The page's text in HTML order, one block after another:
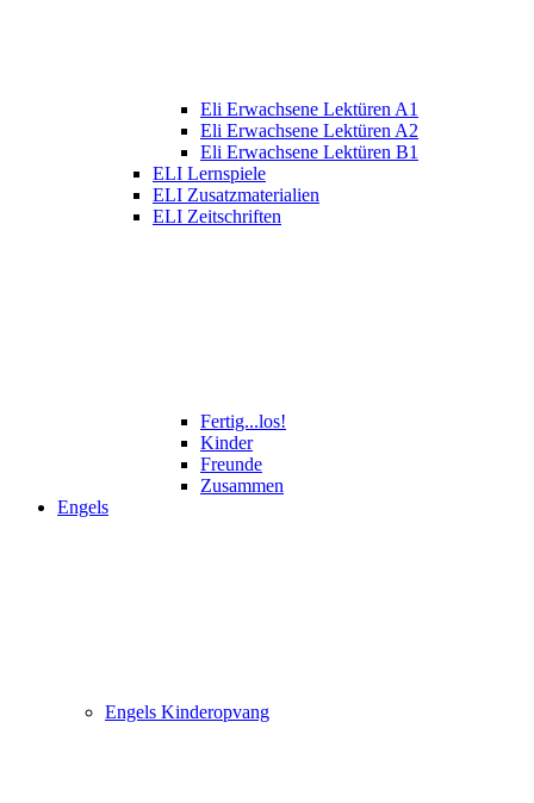
Eli Erwachsene Lektüren A1
Eli Erwachsene Lektüren A2
Eli Erwachsene Lektüren B1
ELI Lernspiele
ELI Zusatzmaterialien
ELI Zeitschriften
Fertig...los!
Kinder
Freunde
Zusammen
Engels
Engels Kinderopvang